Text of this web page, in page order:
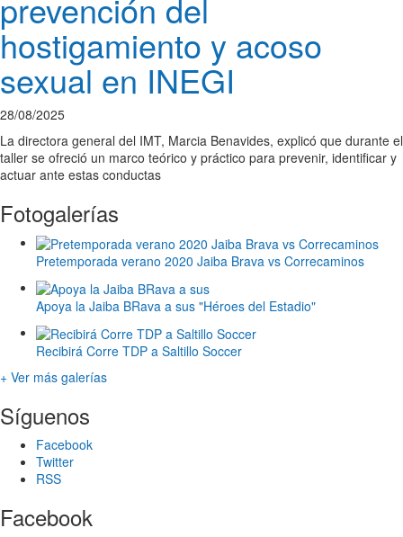
prevención del
hostigamiento y acoso
sexual en INEGI
28/08/2025
La directora general del IMT, Marcia Benavides, explicó que durante el
taller se ofreció un marco teórico y práctico para prevenir, identificar y
actuar ante estas conductas
Fotogalerías
Pretemporada verano 2020 Jaiba Brava vs Correcaminos
Apoya la Jaiba BRava a sus "Héroes del Estadio"
Recibirá Corre TDP a Saltillo Soccer
+ Ver más galerías
Síguenos
Facebook
Twitter
RSS
Facebook